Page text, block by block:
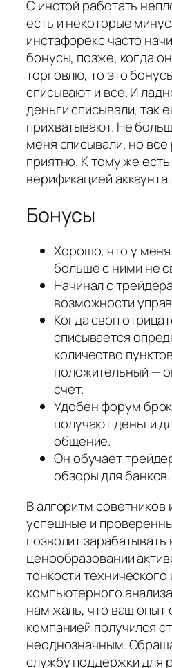
С инстой работать
есть и некоторые
инстафорекс часто
бонусы, позже, когда
торговлю, то это
списывают и все. И
деньги списывали, так
прихватывают. Не
меня списывали, но
приятно. К тому же
верификацией аккаунта.
Бонусы
Хорошо, что у
больше с ними не
Начинал с
возможности
Когда своп
списывается
количество
положительный —
счет.
Удобен форум
получают деньги
общение.
Он обучает
обзоры для банков.
В алгоритм
успешные и
позволит зарабатывать
ценообразовании
тонкости технического
компьютерного
нам жаль, что ваш опыт
компанией получился
неоднозначным.
службу поддержки для